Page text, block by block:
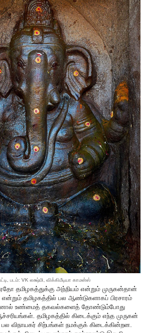
படம்: VK லக்ஷ்மி, விக்கிமீடியா காமன்ஸ்
தமிழகத்துக்கு அந்நியம் என்றும் முருகன்தான்
தமிழகத்தில் பல ஆண்டுகளாகப் பிரசாரம்
ஆனால் உண்மைத் தகவல்களைத் தோண்டும்போது
தமிழகத்தில் கிடைக்கும் எந்த முருகன்
விநாயகர் சிற்பங்கள் நமக்குக் கிடைக்கின்றன.